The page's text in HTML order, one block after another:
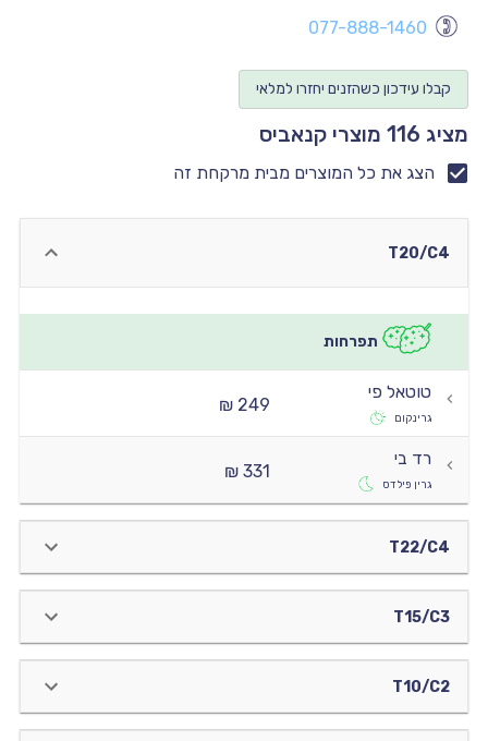
077-888-1460
קבלו עידכון כשהזנים יחזרו למלאי
מציג 116 מוצרי קנאביס
הצג את כל המוצרים מבית מרקחת זה
T20/C4
תפרחות
טוטאל פי
גרינקום
249 ₪
רד בי
גרין פילדס
331 ₪
T22/C4
T15/C3
T10/C2